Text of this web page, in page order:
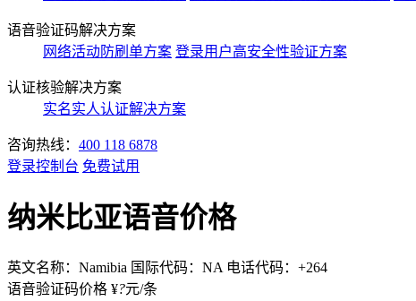
语音验证码解决方案
网络活动防刷单方案 登录用户高安全性验证方案
认证核验解决方案
实名实人认证解决方案
咨询热线： 400 118 6878
登录控制台 免费试用
纳米比亚语音价格
英文名称：Namibia 国际代码：NA 电话代码：+264
语音验证码价格 ¥?元/条